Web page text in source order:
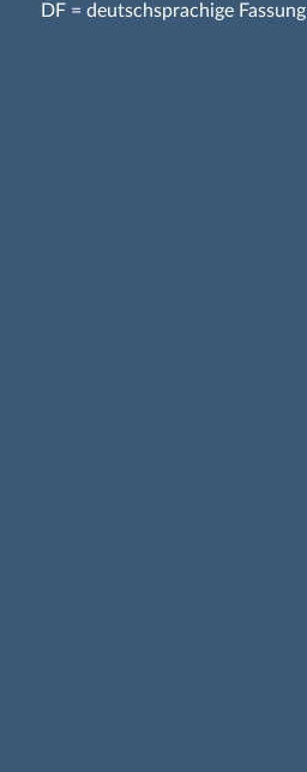
DF = deutschsprachige Fassung